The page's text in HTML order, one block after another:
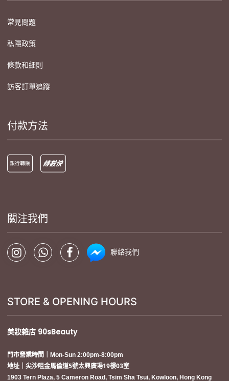
常見問題
私隱政策
條款和細則
訪客訂單追蹤
付款方法
關注我們
聯絡我們
STORE & OPENING HOURS
美妝雜店 90sBeauty
門市營業時間｜Mon-Sun 2:00pm-8:00pm
地址｜尖沙咀金馬倫道5號太興廣場19樓03室
1903 Tern Plaza, 5 Cameron Road, Tsim Sha Tsui, Kowloon, Hong Kong